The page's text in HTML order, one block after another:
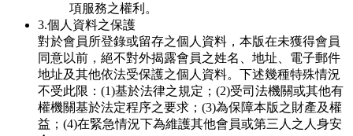
項服務之權利。
3.個人資料之保護
對於會員所登錄或留存之個人資料，本版在未獲得會員
同意以前，絕不對外揭露會員之姓名、地址、電子郵件
地址及其他依法受保護之個人資料。下述幾種特殊情況
不受此限：(1)基於法律之規定；(2)受司法機關或其他有
權機關基於法定程序之要求；(3)為保障本版之財產及權
益；(4)在緊急情況下為維護其他會員或第三人之人身安